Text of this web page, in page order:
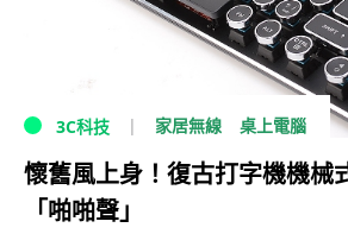
3C科技 家居無線 桌上電腦
懷舊風上身！復古打字機機械
「啪啪聲」